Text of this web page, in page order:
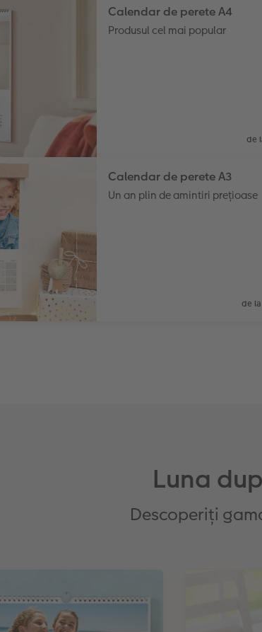
Calendar de perete A4
Produsul cel mai popular
de
Calendar de perete A3
Un an plin de amintiri prețioase
de la
Luna
Descoperiți